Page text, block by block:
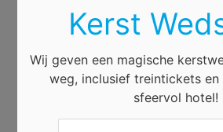
Kerst
Wij geven een magische
weg, inclusief treintickets
sfeervol hotel!